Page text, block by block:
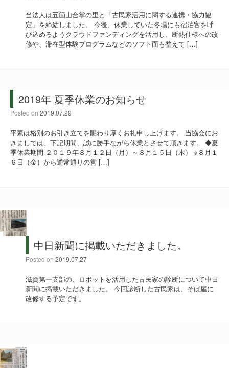
当法人は五箇山合掌の里と「古民家活用に関する連携・協力協
定」を締結しました。 今後、休業していた冬場にも宿泊客を呼
び込めるようクラウドファンディングを活用し、断熱仕様への改
修や、滞在型体験プログラムなどのソフト面も整えて […]
2019年 夏季休業のお知らせ
Posted on 2019.07.29
平素は格別のお引き立てを賜わり厚くお礼申し上げます。 当協会にお
きましては、下記期間、誠に勝手ながら休業とさせて頂きます。 ◆夏
季休業期間 ２０１９年８月１２日（月）～８月１５日（木） ※８月１
６日（金）から通常通りの営 […]
中日新聞に掲載いただきました。
Posted on 2019.07.27
滋賀第一支部の、ロボットを活用した古民家の診断について中日
新聞に掲載いただきました。 今回診断した古民家は、そば屋に
改修する予定です。